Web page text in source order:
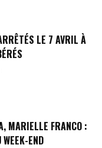
LE 7 AVRIL À
MARIELLE FRANCO :
END